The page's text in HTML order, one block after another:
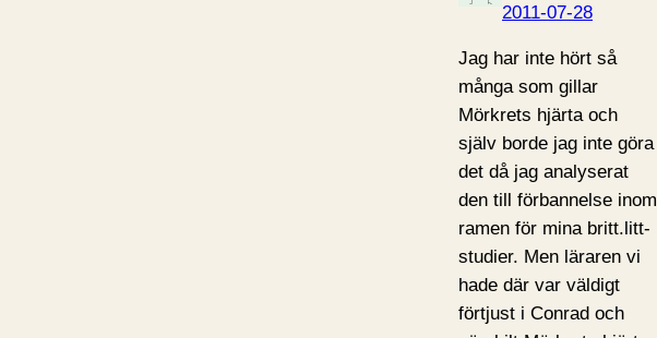
2011-07-28
Jag har inte hört så
många som gillar
Mörkrets hjärta och
själv borde jag inte göra
det då jag analyserat
den till förbannelse inom
ramen för mina britt.litt-
studier. Men läraren vi
hade där var väldigt
förtjust i Conrad och